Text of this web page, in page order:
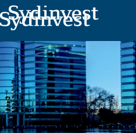
MARKEDSFØRINGSMATERIALE